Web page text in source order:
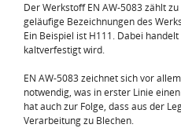
Der Werkstoff EN AW-5083 zählt
geläufige Bezeichnungen des
Ein Beispiel ist H111. Dabei
kaltverfestigt wird.
EN AW-5083 zeichnet sich vor
notwendig, was in erster Linie
hat auch zur Folge, dass aus der
Verarbeitung zu Blechen.